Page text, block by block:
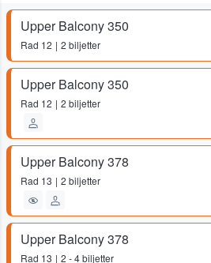
Upper Balcony 350
Rad 12 2 biljetter
Upper Balcony 350
Rad 12 2 biljetter
Upper Balcony 378
Rad 13 2 biljetter
Upper Balcony 378
Rad 13 2 - 4 biljetter